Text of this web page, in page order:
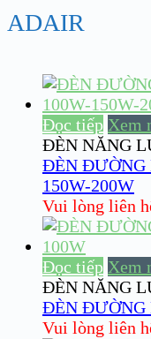
ADAIR
Đọc tiếp Xem
ĐÈN NĂNG
ĐÈN ĐƯỜNG
150W-200W
Vui lòng liên
Đọc tiếp Xem
ĐÈN NĂNG
ĐÈN ĐƯỜNG
Vui lòng liên